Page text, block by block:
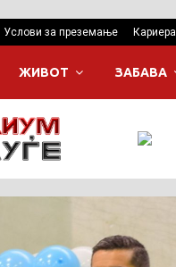
Услови за преземање Кариера
ЖИВОТ ЗАБАВА